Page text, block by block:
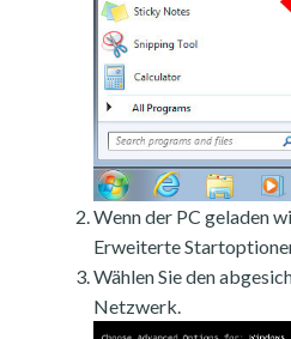
Wenn der PC geladen
Erweiterte
Wählen Sie den
Netzwerk.